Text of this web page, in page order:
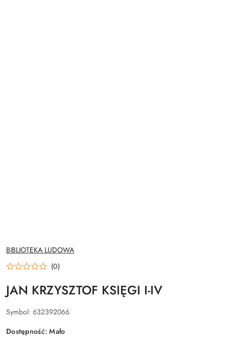
NAZWA
PRODUCENTA:
BIBLIOTEKA LUDOWA
(0)
JAN KRZYSZTOF KSIĘGI I-IV
Symbol: 632392066
Dostępność:Mało